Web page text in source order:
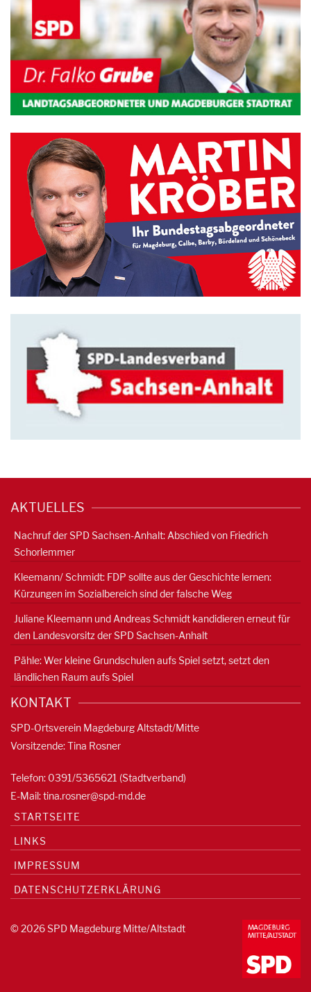
AKTUELLES
Nachruf der SPD Sachsen-Anhalt: Abschied von Friedrich
Schorlemmer
Kleemann/ Schmidt: FDP sollte aus der Geschichte lernen:
Kürzungen im Sozialbereich sind der falsche Weg
Juliane Kleemann und Andreas Schmidt kandidieren erneut für
den Landesvorsitz der SPD Sachsen-Anhalt
Pähle: Wer kleine Grundschulen aufs Spiel setzt, setzt den
ländlichen Raum aufs Spiel
KONTAKT
SPD-Ortsverein Magdeburg Altstadt/Mitte
Vorsitzende: Tina Rosner
Telefon: 0391/5365621 (Stadtverband)
E-Mail:tina.rosner@spd-md.de
STARTSEITE
LINKS
IMPRESSUM
DATENSCHUTZERKLÄRUNG
© 2026 SPD Magdeburg Mitte/Altstadt